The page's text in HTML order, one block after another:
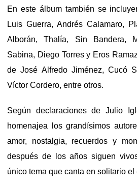
En este álbum también se
Luis Guerra, Andrés Calamaro,
Alborán, Thalía, Sin Bandera,
Sabina, Diego Torres y Eros
de José Alfredo Jiménez, Cucó
Víctor Cordero, entre otros.
Según declaraciones de Julio
homenajea los grandísimos
amor, nostalgia, recuerdos y
después de los años siguen
único tema que canta en solitario el